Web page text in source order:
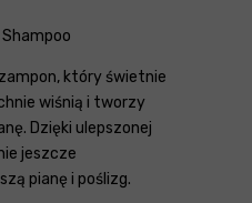
który świetnie
wiśnią i tworzy
Dzięki ulepszonej
jeszcze
pianę i poślizg.